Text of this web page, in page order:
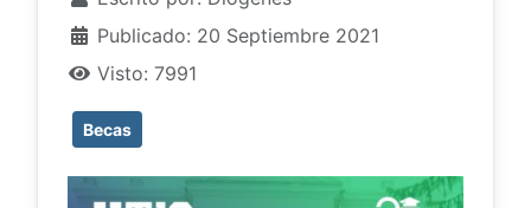
Publicado: 20 Septiembre 2021
Visto: 7991
Becas